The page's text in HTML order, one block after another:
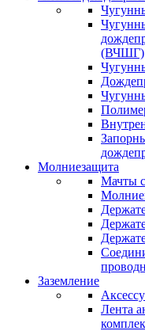
(ВЧШГ)
Молниезащита
Мачты
Заземление
Лента